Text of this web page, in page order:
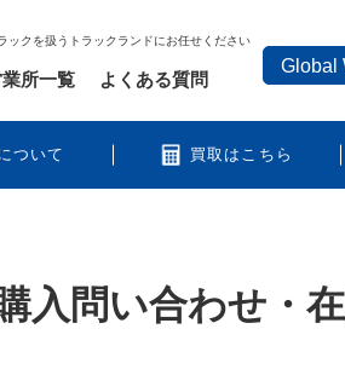
ックを扱うトラックランドにお任せください
ついて 買取はこちら
所一覧 よくある質問
Global
入問い合わせ・